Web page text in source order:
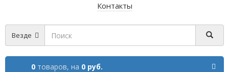
Контакты
Везде
0 товаров, на 0 руб.